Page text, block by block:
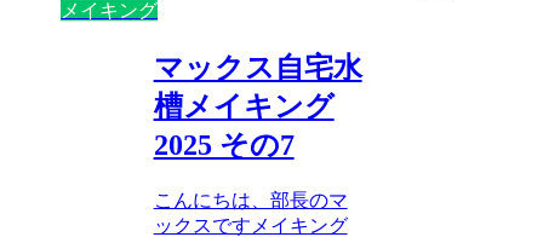
メイキング
マックス自宅水
槽メイキング
2025 その7
こんにちは、部長のマ
ックスですメイキング